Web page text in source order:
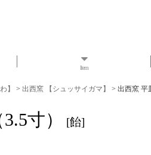
Item
】 > 出西窯 【シュッサイガマ】 > 出西窯 平
寸） [飴]